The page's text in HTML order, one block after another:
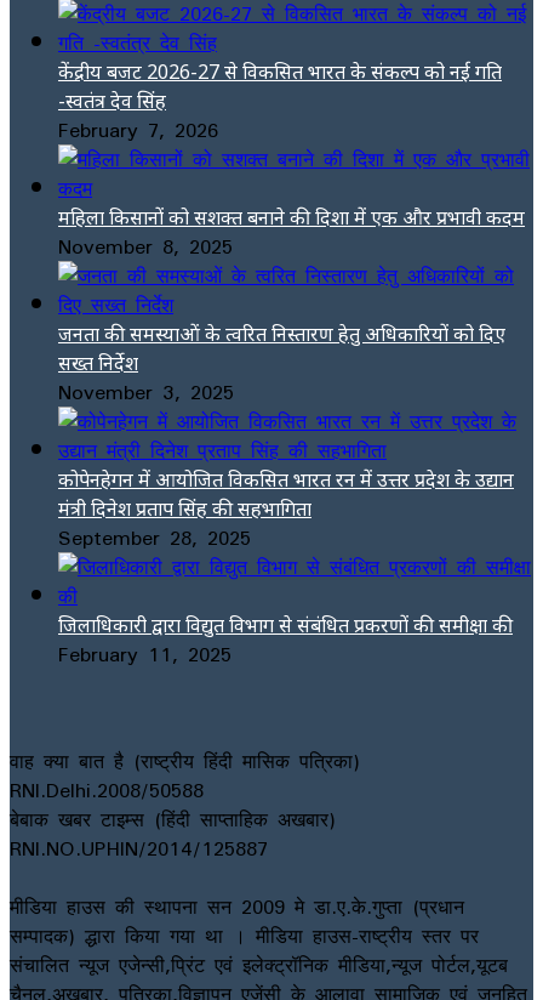
केंद्रीय बजट 2026-27 से विकसित भारत के संकल्प को नई गति
-स्वतंत्र देव सिंह
February 7, 2026
महिला किसानों को सशक्त बनाने की दिशा में एक और प्रभावी कदम
November 8, 2025
जनता की समस्याओं के त्वरित निस्तारण हेतु अधिकारियों को दिए
सख्त निर्देश
November 3, 2025
कोपेनहेगन में आयोजित विकसित भारत रन में उत्तर प्रदेश के उद्यान
मंत्री दिनेश प्रताप सिंह की सहभागिता
September 28, 2025
जिलाधिकारी द्वारा विद्युत विभाग से संबंधित प्रकरणों की समीक्षा की
February 11, 2025
वाह क्या बात है (राष्ट्रीय हिंदी मासिक पत्रिका)
RNI.Delhi.2008/50588
बेबाक खबर टाइम्स (हिंदी साप्ताहिक अखबार)
RNI.NO.UPHIN/2014/125887
मीडिया हाउस की स्थापना सन 2009 मे डा.ए.के.गुप्ता (प्रधान
सम्पादक) द्धारा किया गया था । मीडिया हाउस-राष्ट्रीय स्तर पर
संचालित न्यूज एजेन्सी,प्रिंट एवं इलेक्ट्रॉनिक मीडिया,न्यूज पोर्टल,यूटब